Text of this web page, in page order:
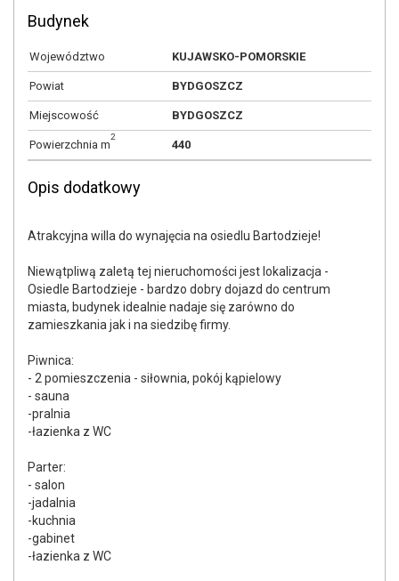
Budynek
Województwo KUJAWSKO-POMORSKIE
Powiat BYDGOSZCZ
Miejscowość BYDGOSZCZ
Powierzchnia m
2
440
Opis dodatkowy
Atrakcyjna willa do wynajęcia na osiedlu Bartodzieje!
Niewątpliwą zaletą tej nieruchomości jest lokalizacja -
Osiedle Bartodzieje - bardzo dobry dojazd do centrum
miasta, budynek idealnie nadaje się zarówno do
zamieszkania jak i na siedzibę firmy.
Piwnica:
- 2 pomieszczenia - siłownia, pokój kąpielowy
- sauna
-pralnia
-łazienka z WC
Parter:
- salon
-jadalnia
-kuchnia
-gabinet
-łazienka z WC